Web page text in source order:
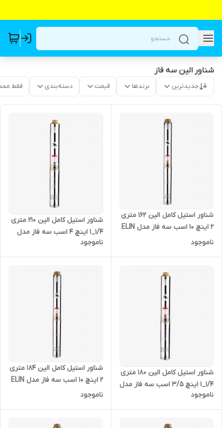
شناور الین سه فاز
جدیدترین برندها قیمت دسته‌بندی فقط
شناور استیل کامل الین 162 متری
2 اینچ 10 اسب سه فاز مدل ELIN
- 4SD-10/30
ناموجود
شناور استیل کامل الین 210 متری
1/4_1 اینچ 4 اسب سه فاز مدل
ELIN-4SD-4/32
ناموجود
شناور استیل کامل الین 180 متری
1/4_1 اینچ 3/5 اسب سه فاز مدل
ELIN-4SD-4/28
ناموجود
شناور استیل کامل الین 184 متری
2 اینچ 10 اسب سه فاز مدل ELIN
- 4SD-10/34
ناموجود